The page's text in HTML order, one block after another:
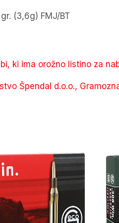
(3,6g) FMJ/BT
ki ima orožno listino za
Špendal d.o.o.,